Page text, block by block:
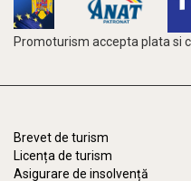
Promoturism accepta plata si
Brevet de turism
Licența de turism
Asigurare de insolvență